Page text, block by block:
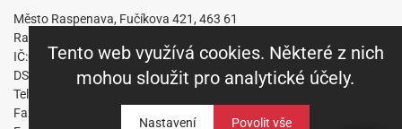
Tento web využívá cookies. Některé z nich
mohou sloužit pro analytické účely.
Nastavení
Město Raspenava, Fučíkova 421, 463 61
Raspenava
IČ:00263141 DIČ:CZ00263141
DS: nkabbs6
Telefon: +420 482 360 431
Fax: +420 482 319 229